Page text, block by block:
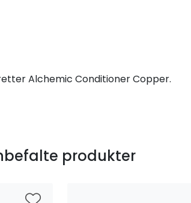
Alchemic Conditioner Copper.
produkter